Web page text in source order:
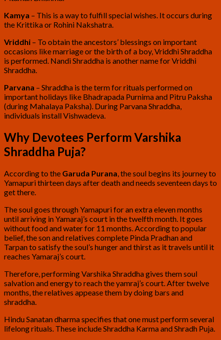
Kamya – This is a way to fulfill special wishes. It occurs during
the Krittika or Rohini Nakshatra.
Vriddhi – To obtain the ancestors’ blessings on important
occasions like marriage or the birth of a boy, Vriddhi Shraddha
is performed. Nandi Shraddha is another name for Vriddhi
Shraddha.
Parvana – Shraddha is the term for rituals performed on
important holidays like Bhadrapada Purnima and Pitru Paksha
(during Mahalaya Paksha). During Parvana Shraddha,
individuals install Vishwadeva.
Why Devotees Perform Varshika
Shraddha Puja?
According to the Garuda Purana, the soul begins its journey to
Yamapuri thirteen days after death and needs seventeen days to
get there.
The soul goes through Yamapuri for an extra eleven months
until arriving in Yamaraj’s court in the twelfth month. It goes
without food and water for 11 months. According to popular
belief, the son and relatives complete Pinda Pradhan and
Tarpan to satisfy the soul’s hunger and thirst as it travels until it
reaches Yamaraj’s court.
Therefore, performing Varshika Shraddha gives them soul
salvation and energy to reach the yamraj’s court. After twelve
months, the relatives appease them by doing bars and
shraddha.
Hindu Sanatan dharma specifies that one must perform several
lifelong rituals. These include Shraddha Karma and Shradh Puja.